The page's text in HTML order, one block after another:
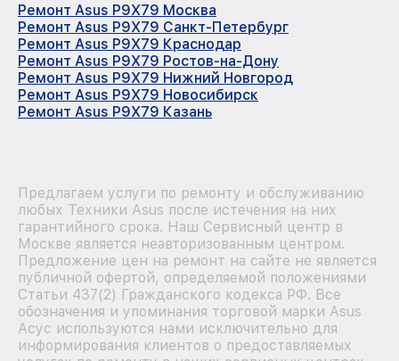
Ремонт Asus P9X79 Москва
Ремонт Asus P9X79 Санкт-Петербург
Ремонт Asus P9X79 Краснодар
Ремонт Asus P9X79 Ростов-на-Дону
Ремонт Asus P9X79 Нижний Новгород
Ремонт Asus P9X79 Новосибирск
Ремонт Asus P9X79 Казань
Предлагаем услуги по ремонту и обслуживанию
любых Техники Asus после истечения на них
гарантийного срока. Наш Сервисный центр в
Москве является неавторизованным центром.
Предложение цен на ремонт на сайте не является
публичной офертой, определяемой положениями
Статьи 437(2) Гражданского кодекса РФ. Все
обозначения и упоминания торговой марки Asus
Асус используются нами исключительно для
информирования клиентов о предоставляемых